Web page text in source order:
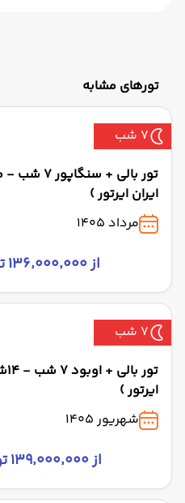
تورهای مشابه
7 شب
ایران ایرتور )
مرداد 1405
از ۱۳۶٬۰۰۰٬۰۰۰ تومان + ۹۱۰ دلار
7 شب
ایرتور )
شهریور 1405
از ۱۳۹٬۰۰۰٬۰۰۰ تومان + ۷۲۰ دلار